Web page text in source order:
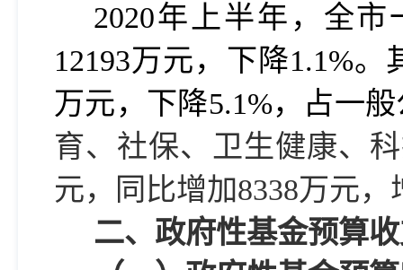
2020年上半年，全市
12193万元，下降1.1%。
万元，下降5.1%，占一
育、社保、卫生健康、
元，同比增加8338万元
二、政府性基金预算